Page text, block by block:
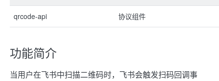
qrcode-api 协议组件
功能简介
当用户在飞书中扫描二维码时，飞书会触发扫码回调事